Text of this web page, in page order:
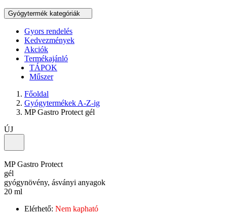
Gyógytermék kategóriák
Gyors rendelés
Kedvezmények
Akciók
Termékajánló
TÁPOK
Műszer
Főoldal
Gyógytermékek A-Z-ig
MP Gastro Protect gél
ÚJ
MP Gastro Protect
gél
gyógynövény, ásványi anyagok
20 ml
Elérhető: Nem kapható